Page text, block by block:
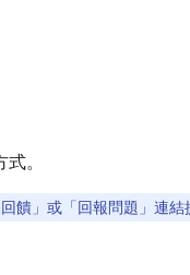
。
饋」 或「回報問題」 連結